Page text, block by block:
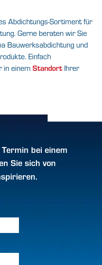
Abdichtungs-Sortiment für
Gerne beraten wir Sie
Bauwerksabdichtung und
Einfach
in einem Standort Ihrer
Termin bei einem
Sie sich von